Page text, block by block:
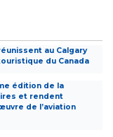
au Calgary
du Canada
édition de la
et rendent
de l’aviation